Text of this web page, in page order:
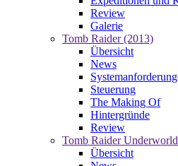
Review
Galerie
Tomb Raider (2013)
Übersicht
News
Steuerung
The Making Of
Hintergründe
Review
Tomb Raider Underworld
Übersicht